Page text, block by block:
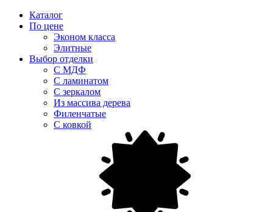
Каталог
По цене
Эконом класса
Элитные
Выбор отделки
С МДФ
С ламинатом
С зеркалом
Из массива дерева
Филенчатые
С ковкой